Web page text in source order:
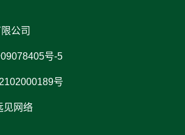
公司
号-5
号
见网络